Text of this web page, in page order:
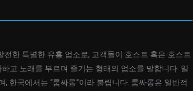
한 특별한 유흥 업소로, 고객들이 호스트 혹은 호스트
고 노래를 부르며 즐기는 형태의 업소를 말합니다. 일
, 한국에서는 “룸싸롱”이라 불립니다. 룸싸롱은 일반적